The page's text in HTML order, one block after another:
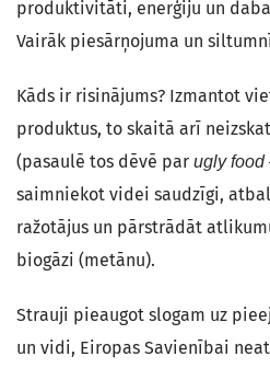
produktivitāti, enerģiju un
Vairāk piesārņojuma un
Kāds ir risinājums? Izmantot
produktus, to skaitā arī
(pasaulē tos dēvē par ugly food
saimniekot videi saudzīgi,
ražotājus un pārstrādāt
biogāzi (metānu).
Strauji pieaugot slogam uz
un vidi, Eiropas Savienībai